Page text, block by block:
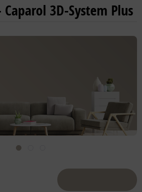
Caparol 3D-System Plus